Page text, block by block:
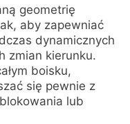
geometrię
aby zapewniać
dynamicznych
zmian kierunku.
boisku,
się pewnie z
lub